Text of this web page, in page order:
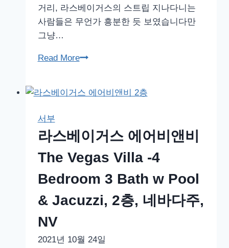
바
다
거리, 라스베이거스의 스트립 지나다니는
사람들은 무언가 흥분한 듯 보였습니다만
그냥…
Read More라
이
스
트
립,
벨
라
호
서부
라스베이거스 에어비앤비
The Vegas Villa -4
Bedroom 3 Bath w Pool
& Jacuzzi, 2층, 네바다주,
NV
2021년 10월 24일